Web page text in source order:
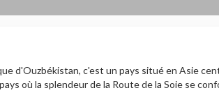
d'Ouzbékistan, c'est un pays situé en Asie
où la splendeur de la Route de la Soie se